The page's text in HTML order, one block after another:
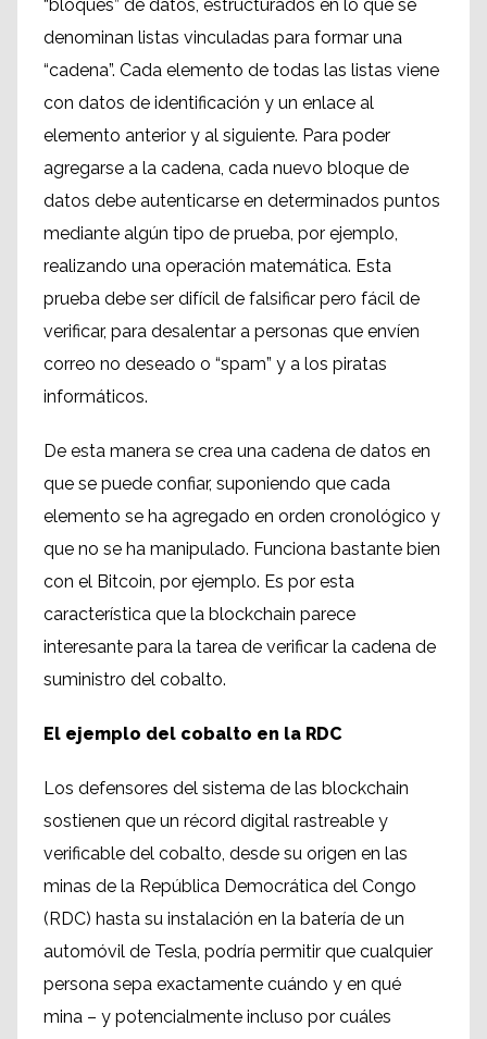
“bloques” de datos, estructurados en lo que se
denominan listas vinculadas para formar una
“cadena”. Cada elemento de todas las listas viene
con datos de identificación y un enlace al
elemento anterior y al siguiente. Para poder
agregarse a la cadena, cada nuevo bloque de
datos debe autenticarse en determinados puntos
mediante algún tipo de prueba, por ejemplo,
realizando una operación matemática. Esta
prueba debe ser difícil de falsificar pero fácil de
verificar, para desalentar a personas que envíen
correo no deseado o “spam” y a los piratas
informáticos.
De esta manera se crea una cadena de datos en
que se puede confiar, suponiendo que cada
elemento se ha agregado en orden cronológico y
que no se ha manipulado. Funciona bastante bien
con el Bitcoin, por ejemplo. Es por esta
característica que la blockchain parece
interesante para la tarea de verificar la cadena de
suministro del cobalto.
El ejemplo del cobalto en la RDC
Los defensores del sistema de las blockchain
sostienen que un récord digital rastreable y
verificable del cobalto, desde su origen en las
minas de la República Democrática del Congo
(RDC) hasta su instalación en la batería de un
automóvil de Tesla, podría permitir que cualquier
persona sepa exactamente cuándo y en qué
mina – y potencialmente incluso por cuáles